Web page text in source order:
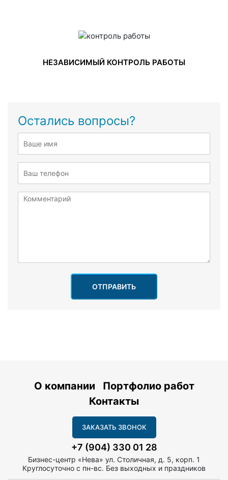
НЕЗАВИСИМЫЙ КОНТРОЛЬ РАБОТЫ
Остались вопросы?
ОТПРАВИТЬ
О компании
Портфолио работ
Контакты
ЗАКАЗАТЬ ЗВОНОК
+7 (904) 330 01 28
Бизнес-центр «Нева» ул. Столичная, д. 5, корп. 1
Круглосуточно с пн-вс. Без выходных и праздников